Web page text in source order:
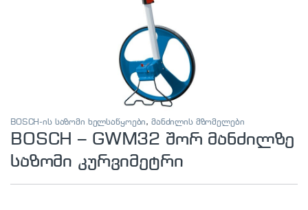
BOSCH-ის საზომი ხელსაწყოები, მანძილის მზომელები
BOSCH – GWM32 შორ მანძილზე
საზომი კურვიმეტრი